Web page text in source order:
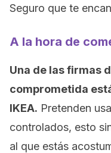
Seguro que te
A la hora de
Una de las firmas
comprometida
IKEA. Pretenden
controlados, esto
al que estás